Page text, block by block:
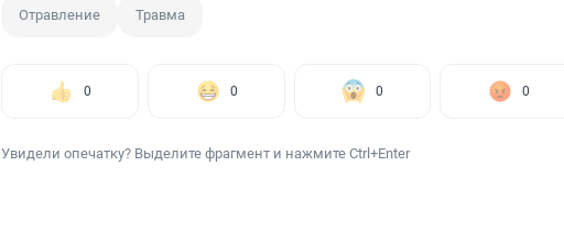
Отравление Травма
0 0 0 0
Увидели опечатку? Выделите фрагмент и нажмите Ctrl+Enter